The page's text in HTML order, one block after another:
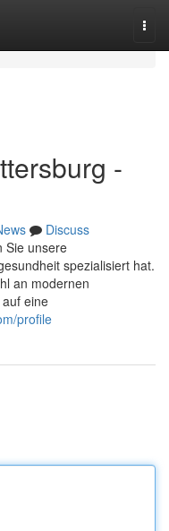
-
Discuss
Sie unsere
spezialisiert hat.
an modernen
eine
profile